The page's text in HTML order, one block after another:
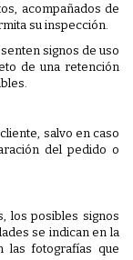
acompañados de
su inspección.
signos de uso
de una retención
salvo en caso
del pedido o
los posibles signos
se indican en la
las fotografías que